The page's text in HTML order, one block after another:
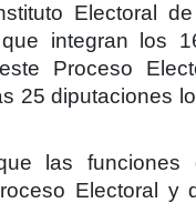
Electoral
integran los
Proceso
25 diputaciones
las
Electoral